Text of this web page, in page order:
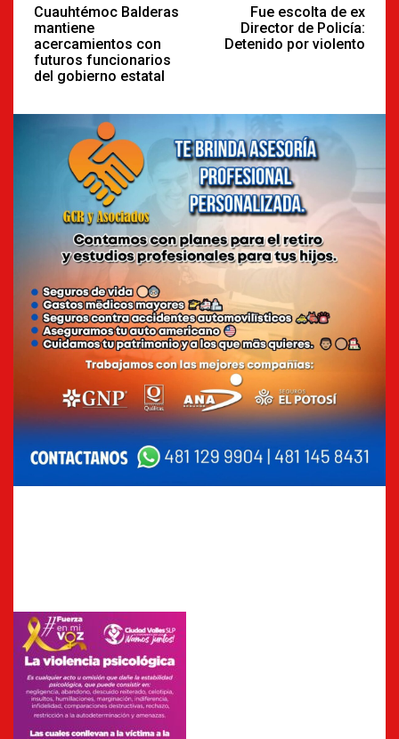
Reading
Cuauhtémoc Balderas
mantiene
acercamientos con
futuros funcionarios
del gobierno estatal
Fue escolta de ex
Director de Policía:
Detenido por violento